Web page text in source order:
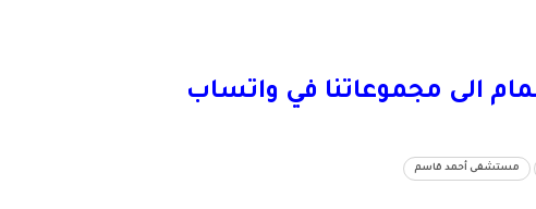
الى مجموعاتنا في واتساب
مستشفى أحمد قاسم